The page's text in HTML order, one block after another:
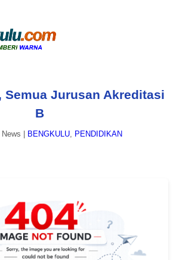
Semua Jurusan Akreditasi
B
News BENGKULU, PENDIDIKAN